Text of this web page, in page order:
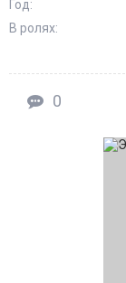
Год:
В ролях:
0